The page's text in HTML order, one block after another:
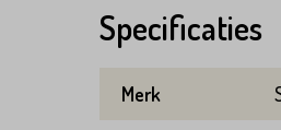
Specificaties
Merk